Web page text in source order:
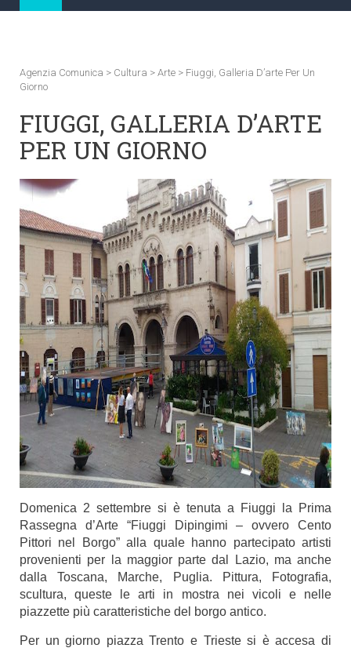
Agenzia Comunica > Cultura > Arte > Fiuggi, Galleria D’arte Per Un
Giorno
FIUGGI, GALLERIA D’ARTE
PER UN GIORNO
Domenica 2 settembre si è tenuta a Fiuggi la Prima
Rassegna d’Arte “Fiuggi Dipingimi – ovvero Cento
Pittori nel Borgo” alla quale hanno partecipato artisti
provenienti per la maggior parte dal Lazio, ma anche
dalla Toscana, Marche, Puglia. Pittura, Fotografia,
scultura, queste le arti in mostra nei vicoli e nelle
piazzette più caratteristiche del borgo antico.
Per un giorno piazza Trento e Trieste si è accesa di